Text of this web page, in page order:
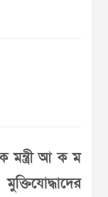
মন্ত্রী আ ক ম